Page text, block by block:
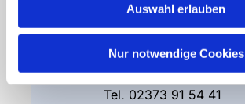
Auswahl erlauben
Nur notwendige Cookies
Do 15.00 – 17.00 Uhr
und nach Vereinbarung
Gemeindebüro
Tel. 02373 91 54 41